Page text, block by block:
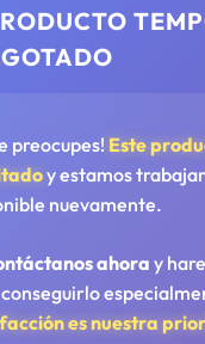
preocupes! Este
y estamos
nuevamente.
ahoray
es nuestra